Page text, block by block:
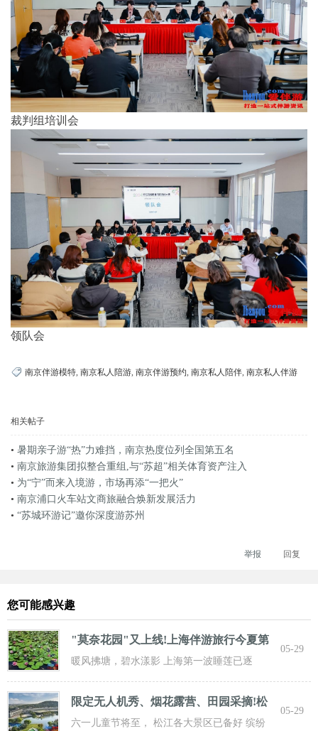
裁判组培训会
领队会
南京伴游模特, 南京私人陪游, 南京伴游预约, 南京私人陪伴, 南京私人伴游
相关帖子
• 暑期亲子游“热”力难挡，南京热度位列全国第五名
• 南京旅游集团拟整合重组,与“苏超”相关体育资产注入
• 为“宁”而来入境游，市场再添“一把火”
• 南京浦口火车站文商旅融合焕新发展活力
• “苏城环游记”邀你深度游苏州
回复
举报
您可能感兴趣
"莫奈花园"又上线!上海伴游旅行今夏第
一波
暖风拂塘，碧水漾影 上海第一波睡莲已逐
步“复苏” 粉白嫣红的花朵浮于水面 趁花期正
05-29
限定无人机秀、烟花露营、田园采摘!松
江遛
六一儿童节将至， 松江各大景区已备好 缤纷
05-29